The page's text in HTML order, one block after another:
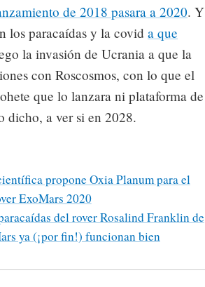
de 2018 pasara a 2020. Y
los paracaídas y la covid a que
la invasión de Ucrania a que la
con Roscosmos, con lo que el
que lo lanzara ni plataforma de
dicho, a ver si en 2028.
propone Oxia Planum para el
ExoMars 2020
del rover Rosalind Franklin de
ya (¡por fin!) funcionan bien